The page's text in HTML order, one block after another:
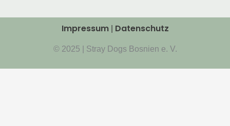
Impressum Datenschutz
© 2025 | Stray Dogs Bosnien e. V.